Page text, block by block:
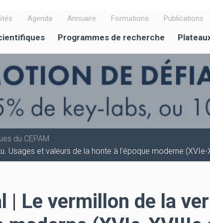
Agenda Annuaire Formations Publications
Programmes de recherche
du CEPAM
Usages et valeurs de la honte à l’époque moderne
| Le vermillon de la